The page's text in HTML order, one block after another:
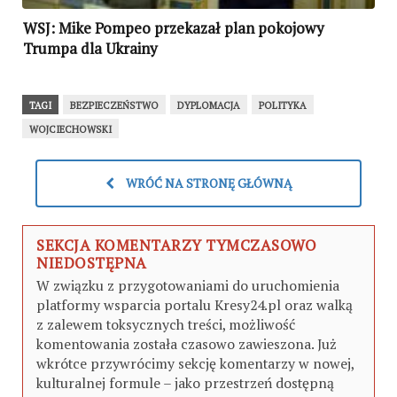
WSJ: Mike Pompeo przekazał plan pokojowy
Trumpa dla Ukrainy
TAGI BEZPIECZEŃSTWO DYPLOMACJA
POLITYKA
WOJCIECHOWSKI
WRÓĆ NA STRONĘ GŁÓWNĄ
SEKCJA KOMENTARZY TYMCZASOWO
NIEDOSTĘPNA
W związku z przygotowaniami do uruchomienia
platformy wsparcia portalu Kresy24.pl oraz walką
z zalewem toksycznych treści, możliwość
komentowania została czasowo zawieszona. Już
wkrótce przywrócimy sekcję komentarzy w nowej,
kulturalnej formule – jako przestrzeń dostępną